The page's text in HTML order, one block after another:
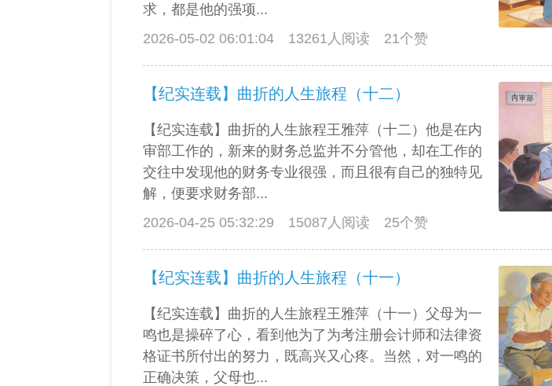
求，都是他的强项...
2026-05-02 06:01:04
13261人阅读 21个赞
【纪实连载】曲折的人生旅程（十二）
【纪实连载】曲折的人生旅程王雅萍（十二）他是在内
审部工作的，新来的财务总监并不分管他，却在工作的
交往中发现他的财务专业很强，而且很有自己的独特见
解，便要求财务部...
2026-04-25 05:32:29
15087人阅读 25个赞
【纪实连载】曲折的人生旅程（十一）
【纪实连载】曲折的人生旅程王雅萍（十一）父母为一
鸣也是操碎了心，看到他为了为考注册会计师和法律资
格证书所付出的努力，既高兴又心疼。当然，对一鸣的
正确决策，父母也...